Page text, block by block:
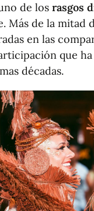
de los rasgos
Más de la mitad
en las
que
décadas.